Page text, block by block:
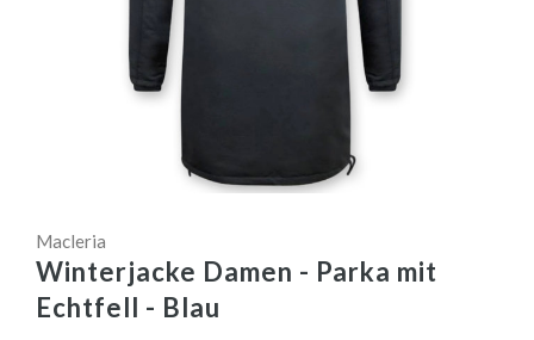
Macleria
Winterjacke Damen - Parka mit
Echtfell - Blau